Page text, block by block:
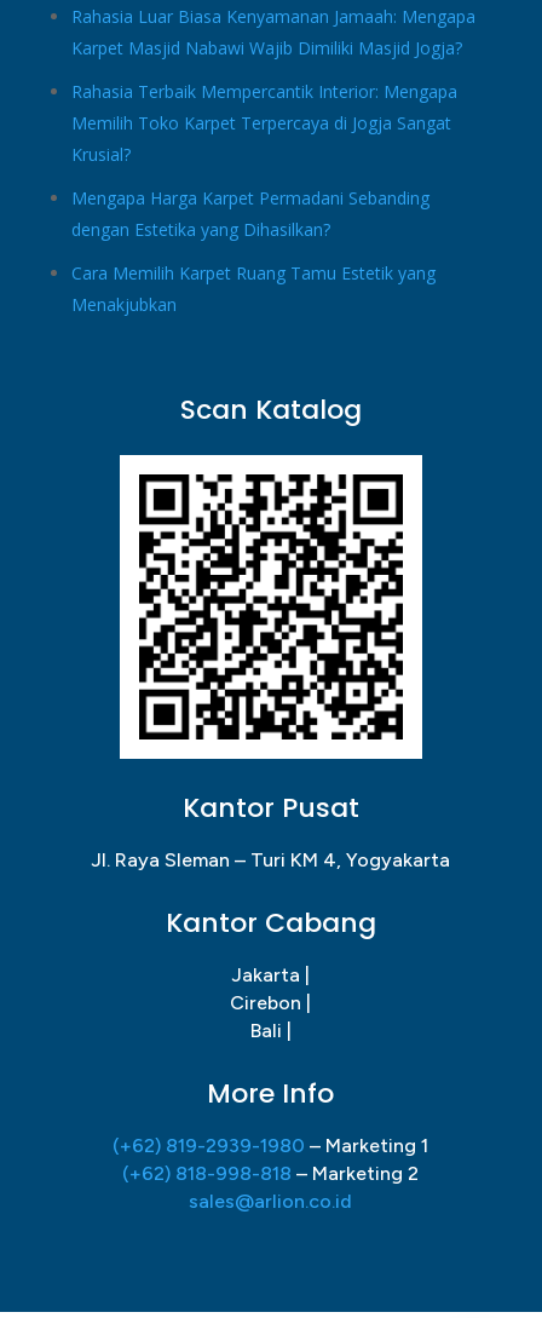
Rahasia Luar Biasa Kenyamanan Jamaah: Mengapa
Karpet Masjid Nabawi Wajib Dimiliki Masjid Jogja?
Rahasia Terbaik Mempercantik Interior: Mengapa
Memilih Toko Karpet Terpercaya di Jogja Sangat
Krusial?
Mengapa Harga Karpet Permadani Sebanding
dengan Estetika yang Dihasilkan?
Cara Memilih Karpet Ruang Tamu Estetik yang
Menakjubkan
Scan Katalog
Kantor Pusat
Jl. Raya Sleman – Turi KM 4, Yogyakarta
Kantor Cabang
Jakarta |
Cirebon |
Bali |
More Info
(+62) 819-2939-1980– Marketing 1
(+62) 818-998-818 – Marketing 2
sales@arlion.co.id